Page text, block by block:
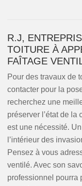
R.J,
TOITURE À
FAÎTAGE
Pour des travaux de
contacter pour la
recherchez une
préserver l’état de
est une nécessité.
l’intérieur des
Pensez à vous
ventilé. Avec son
professionnel pourra